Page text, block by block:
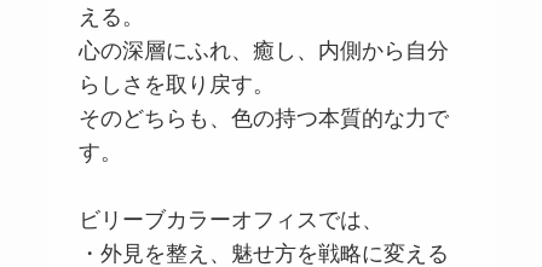
える。
心の深層にふれ、癒し、内側から自分
らしさを取り戻す。
そのどちらも、色の持つ本質的な力で
す。
ビリーブカラーオフィスでは、
・外見を整え、魅せ方を戦略に変える